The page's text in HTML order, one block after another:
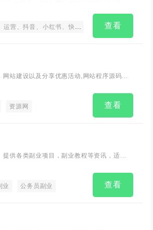
等VIP课程下载，通过学习实现互联网创业
息流优化、编程与开发、教育培训、闲鱼、亲子课程 查看
站建设以及分享优惠活动,网站程序源码技
资源网 查看
职赚钱 哪些副业比较赚钱 女孩子可以做哪些
供各类副业项目，副业教程等资讯，适合
的平台，帮助您提升个人价值，更轻松的
业 公务员副业 查看